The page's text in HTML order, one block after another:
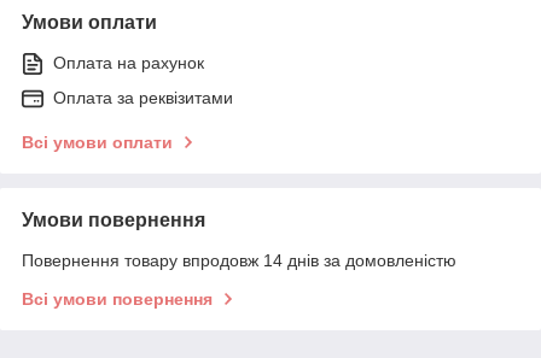
Умови оплати
Оплата на рахунок
Оплата за реквізитами
Всі умови оплати
Умови повернення
Повернення товару впродовж 14 днів за домовленістю
Всі умови повернення